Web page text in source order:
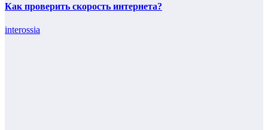
Как проверить скорость интернета?
interossia